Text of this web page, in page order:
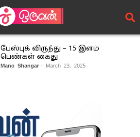
பேஸ்புக் விருந்து – 15 இளம்
பெண்கள் கைது
Mano Shangar - March 23, 2025